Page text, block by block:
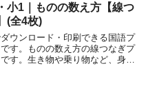
小1｜ものの数え方【線つ
(全4枚)
ウンロード・印刷できる国語プ
です。ものの数え方の線つなぎプ
す。生き物や乗り物など、身近